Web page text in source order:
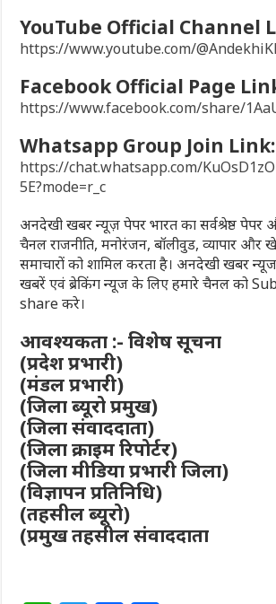
YouTube Official Channel
https://www.youtube.com/
Facebook Official Page
https://www.facebook.com/share/
Whatsapp Group Join Link:
https://chat.whatsapp.com/
5E?mode=r_c
अनदेखी खबर न्यूज़ पेपर भारत का सर्वश्रेष्ठ
चैनल राजनीति, मनोरंजन, बॉलीवुड, व्यापार और
समाचारों को शामिल करता है। अनदेखी खबर
खबरें एवं ब्रेकिंग न्यूज के लिए हमारे चैनल को
share करे।
आवश्यकता :- विशेष सूचना
(प्रदेश प्रभारी)
(मंडल प्रभारी)
(जिला ब्यूरो प्रमुख)
(जिला संवाददाता)
(जिला क्राइम रिपोर्टर)
(जिला मीडिया प्रभारी जिला)
(विज्ञापन प्रतिनिधि)
(तहसील ब्यूरो)
(प्रमुख तहसील संवाददाता